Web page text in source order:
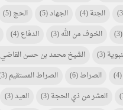
الجنة(4) الجهاد(5) الحج(5)
(3) الخوف من الله(3) الدفاع(4)
(3) الشيخ محمد بن حسن القاضي
(4) الصراط(6) الصراط المستقيم(3)
العشر من ذي الحجة(3) العيد(3)